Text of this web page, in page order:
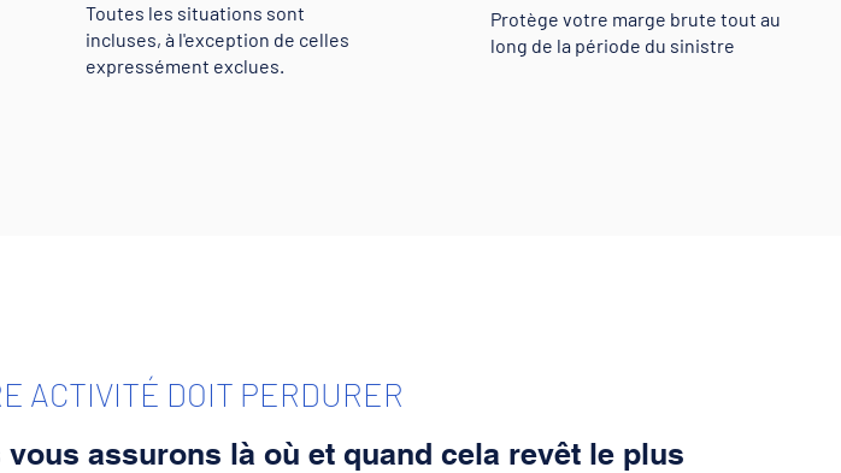
Toutes les situations sont
incluses, à l'exception de celles
expressément exclues.
Protège votre marge brute tout au
long de la période du sinistre
ACTIVITÉ DOIT PERDURER
vous assurons là où et quand cela revêt le plus